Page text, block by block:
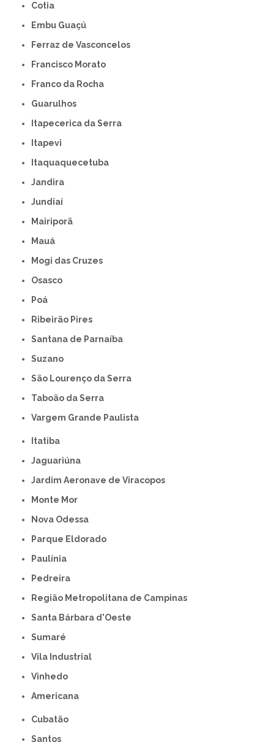
Cotia
Embu Guaçú
Ferraz de Vasconcelos
Francisco Morato
Franco da Rocha
Guarulhos
Itapecerica da Serra
Itapevi
Itaquaquecetuba
Jandira
Jundiaí
Mairiporã
Mauá
Mogi das Cruzes
Osasco
Poá
Ribeirão Pires
Santana de Parnaíba
Suzano
São Lourenço da Serra
Taboão da Serra
Vargem Grande Paulista
Itatiba
Jaguariúna
Jardim Aeronave de Viracopos
Monte Mor
Nova Odessa
Parque Eldorado
Paulínia
Pedreira
Região Metropolitana de Campinas
Santa Bárbara d'Oeste
Sumaré
Vila Industrial
Vinhedo
americana
Cubatão
Santos